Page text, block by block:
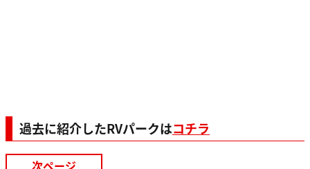
過去に紹介したRVパークはコチラ